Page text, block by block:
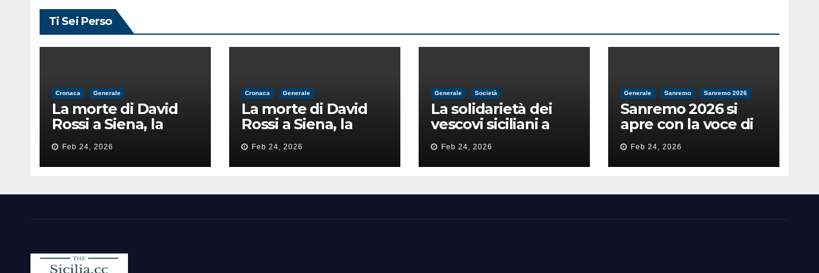
Ti Sei Perso
Cronaca Generale
La morte di David
Rossi a Siena, la
perizia lancia la
pista di
un’intimidazione
Feb 24, 2026
Cronaca Generale
La morte di David
Rossi a Siena, la
perizia lancia la
pista di
un’intimidazione
Feb 24, 2026
Generale Società
La solidarietà dei
vescovi siciliani a
Lorefice: «Ha difeso
il valore e la dignità
dell’umanità»
Feb 24, 2026
Generale Sanremo Sanremo 2026
Sanremo 2026 si
apre con la voce di
Pippo Baudo
Feb 24, 2026